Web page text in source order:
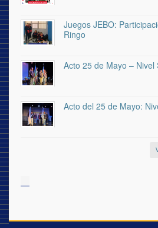
Juegos JEBO:
Ringo
Acto 25 de Mayo – Nivel
Acto del 25 de Mayo: